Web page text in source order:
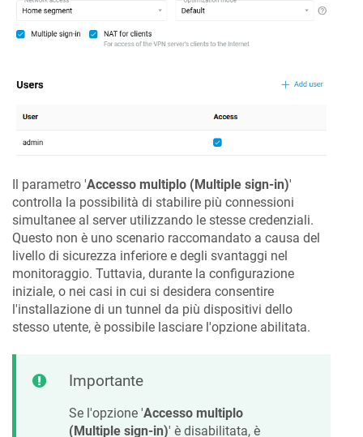
Il parametro 'Accesso multiplo (Multiple sign-in)'
controlla la possibilità di stabilire più connessioni
simultanee al server utilizzando le stesse credenziali.
Questo non è uno scenario raccomandato a causa del
livello di sicurezza inferiore e degli svantaggi nel
monitoraggio. Tuttavia, durante la configurazione
iniziale, o nei casi in cui si desidera consentire
l'installazione di un tunnel da più dispositivi dello
stesso utente, è possibile lasciare l'opzione abilitata.
Importante
Se l'opzione 'Accesso multiplo
(Multiple sign-in)' è disabilitata, è